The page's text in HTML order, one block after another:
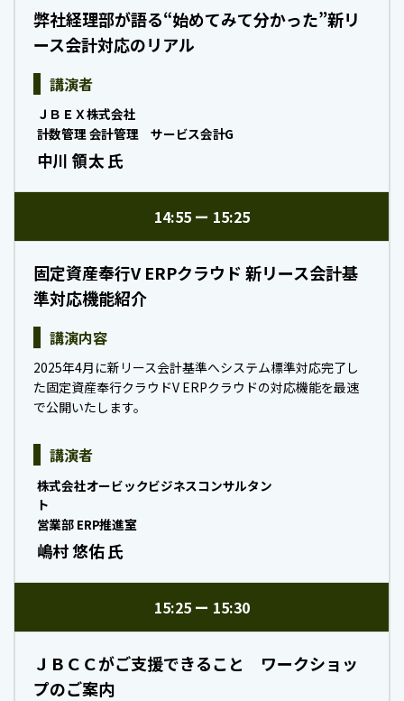
弊社経理部が語る“始めてみて分かった”新リ
ース会計対応のリアル
講演者
ＪＢＥＸ株式会社
計数管理 会計管理 サービス会計G
中川 領太 氏
14:55 15:25
固定資産奉行V ERPクラウド 新リース会計基
準対応機能紹介
講演内容
2025年4月に新リース会計基準へシステム標準対応完了し
た固定資産奉行クラウドV ERPクラウドの対応機能を最速
で公開いたします。
講演者
株式会社オービックビジネスコンサルタン
ト
営業部 ERP推進室
嶋村 悠佑 氏
15:25 15:30
ＪＢＣＣがご支援できること ワークショッ
プのご案内